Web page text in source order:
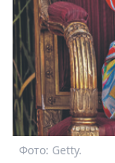
Фото: Getty.